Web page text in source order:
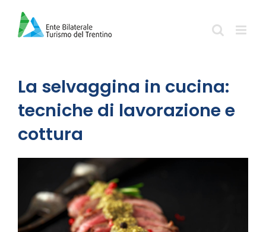
contenuto
La selvaggina in cucina:
tecniche di lavorazione e
cottura